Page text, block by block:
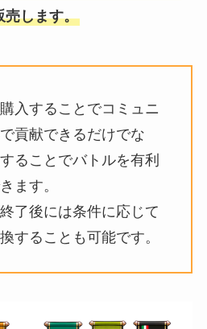
売します。
⼊することでコミュニ
貢献できるだけでな
ることでバトルを有利
ます。
了後には条件に応じて
することも可能です。